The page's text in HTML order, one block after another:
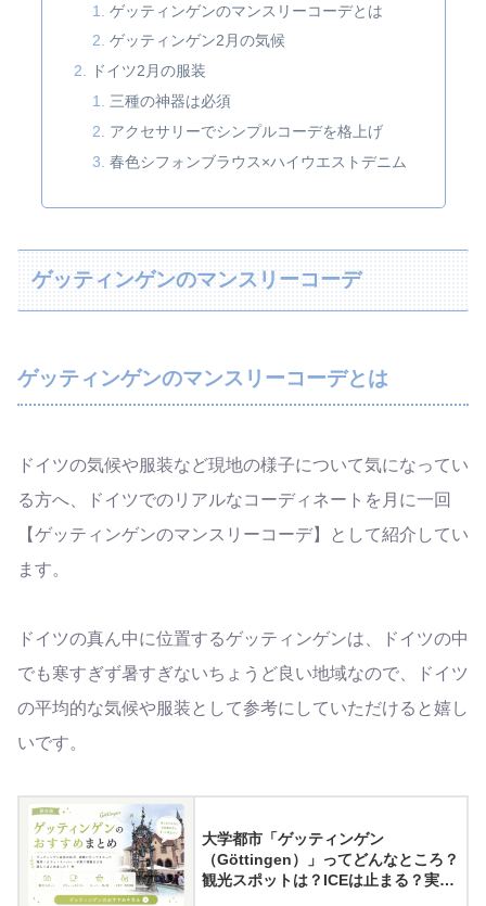
ゲッティンゲンのマンスリーコーデとは
ゲッティンゲン2月の気候
ドイツ2月の服装
三種の神器は必須
アクセサリーでシンプルコーデを格上げ
春色シフォンブラウス×ハイウエストデニム
ゲッティンゲンのマンスリーコーデ
ゲッティンゲンのマンスリーコーデとは
ドイツの気候や服装など現地の様子について気になってい
る方へ、ドイツでのリアルなコーディネートを月に一回
【ゲッティンゲンのマンスリーコーデ】として紹介してい
ます。
ドイツの真ん中に位置するゲッティンゲンは、ドイツの中
でも寒すぎず暑すぎないちょうど良い地域なので、ドイツ
の平均的な気候や服装として参考にしていただけると嬉し
いです。
大学都市「ゲッティンゲン
（Göttingen）」ってどんなところ？
観光スポットは？ICEは止まる？実際